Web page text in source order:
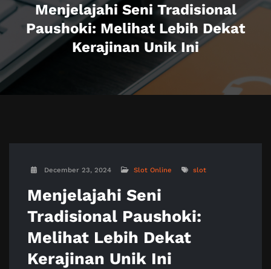
Menjelajahi Seni Tradisional
Paushoki: Melihat Lebih Dekat
Kerajinan Unik Ini
December 23, 2024 Slot Online slot
Menjelajahi Seni
Tradisional Paushoki:
Melihat Lebih Dekat
Kerajinan Unik Ini